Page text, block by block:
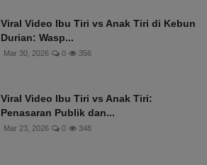
Viral Video Ibu Tiri vs Anak Tiri di Kebun
Durian: Wasp...
Mar 30, 2026 0 356
Viral Video Ibu Tiri vs Anak Tiri:
Penasaran Publik dan...
Mar 23, 2026 0 348